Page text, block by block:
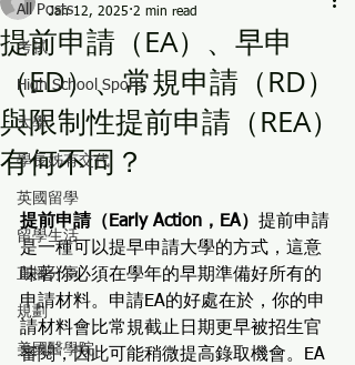
All Posts
考試
High School Sports
大學
學長姊有交代
英國留學
留學生活
直播分享
規劃
美國醫學院
提前申請（EA）、早申
（ED）、常規申請（RD）
與限制性提前申請（REA）
有何不同？
Jan 12, 2025 2 min read
提前申請（Early Action，EA） 提前申請
是一種可以提早申請大學的方式，這意
味著你必須在學年的早期準備好所有的
申請材料。申請EA的好處在於，你的申
請材料會比常規截止日期更早被招生官
審閱，因此可能稍微提高錄取機會。EA